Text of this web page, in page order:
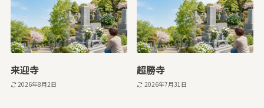
来迎寺
2026年8月2日
超勝寺
2026年7月31日